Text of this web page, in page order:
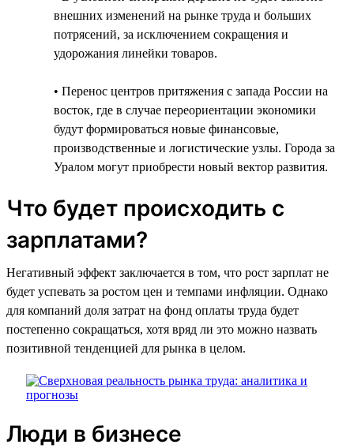
внешних изменений на рынке труда и больших
потрясений, за исключением сокращения и
удорожания линейки товаров.
• Перенос центров притяжения с запада России на
восток, где в случае переориентации экономики
будут формироваться новые финансовые,
производственные и логистические узлы. Города за
Уралом могут приобрести новый вектор развития.
Что будет происходить с
зарплатами?
Негативный эффект заключается в том, что рост зарплат не
будет успевать за ростом цен и темпами инфляции. Однако
для компаний доля затрат на фонд оплаты труда будет
постепенно сокращаться, хотя вряд ли это можно назвать
позитивной тенденцией для рынка в целом.
Люди в бизнесе